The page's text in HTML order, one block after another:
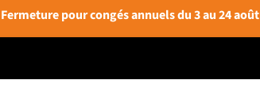
Fermeture pour congés annuels du 3 au 24 août